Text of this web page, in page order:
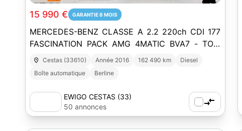
15 990 € GARANTIE 6 MOIS
MERCEDES-BENZ CLASSE A 2.2 220ch CDI 177
FASCINATION PACK AMG 4MATIC BVA7 - TOIT
OUVRANT - CARPLAY - SIEGE ELECTRIQUE
Cestas (33610) Année 2016 162 490 km
Diesel
Boîte automatique
Berline
EWIGO CESTAS (33)
50 annonces